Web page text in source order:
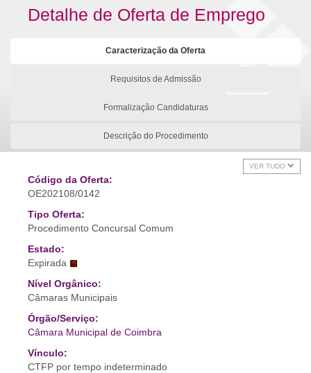
Detalhe de Oferta de Emprego
Caracterização da Oferta
Requisitos de Admissão
Formalização Candidaturas
Descrição do Procedimento
VER TUDO
Código da Oferta:
OE202108/0142
Tipo Oferta:
Procedimento Concursal Comum
Estado:
Expirada
Nível Orgânico:
Câmaras Municipais
Órgão/Serviço:
Câmara Municipal de Coimbra
Vínculo:
CTFP por tempo indeterminado